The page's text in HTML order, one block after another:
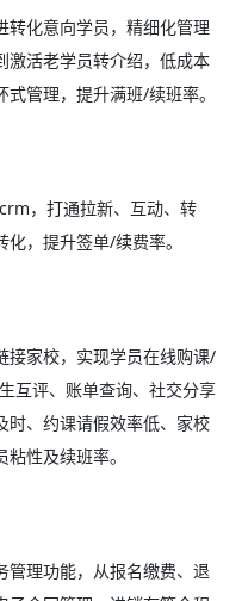
转化意向学员，精细化管理
激活老学员转介绍，低成本
管理，提升满班/续班率。
，打通拉新、互动、转
，提升签单/续费率。
接家校，实现学员在线购课/
互评、账单查询、社交分享
时、约课请假效率低、家校
性及续班率。
管理功能，从报名缴费、退